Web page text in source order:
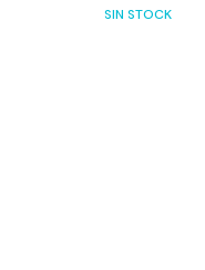
SIN STOCK